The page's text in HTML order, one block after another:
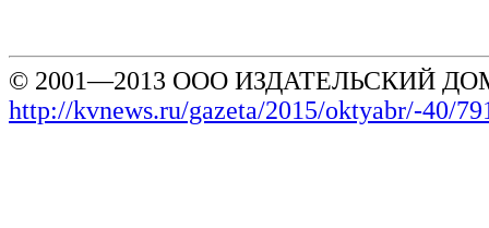
© 2001—2013 ООО ИЗДАТЕЛЬСКИЙ
http://kvnews.ru/gazeta/2015/oktyabr/-40/